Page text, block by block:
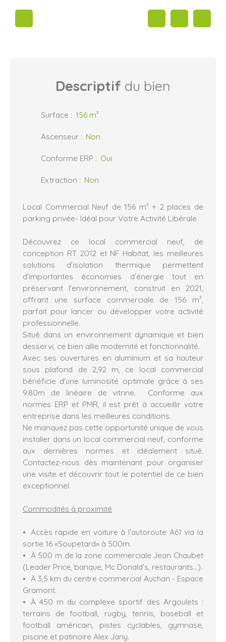
Descriptif du bien
Surface : 156 m²
Ascenseur : Non
Conforme ERP : Oui
Extraction : Non
Local Commercial Neuf de 156 m² + 2 places de
parking privée- Idéal pour Votre Activité Libérale
Découvrez ce local commercial neuf, de
conception RT 2012 et NF Habitat, les meilleures
solutions d’isolation thermique permettent
d’importantes économies d’énergie tout en
préservant l’environnement, construit en 2021,
offrant une surface commerciale de 156 m²,
parfait pour lancer ou développer votre activité
professionnelle.
Situé dans un environnement dynamique et bien
desservi, ce bien allie modernité et fonctionnalité.
Avec ses ouvertures en aluminium et sa hauteur
sous plafond de 2,92 m, ce local commercial
bénéficie d'une luminosité optimale grâce à ses
9.80m de linéaire de vitrine. Conforme aux
normes ERP et PMR, il est prêt à accueillir votre
entreprise dans les meilleures conditions.
Ne manquez pas cette opportunité unique de vous
installer dans un local commercial neuf, conforme
aux dernières normes et idéalement situé.
Contactez-nous dès maintenant pour organiser
une visite et découvrir tout le potentiel de ce bien
exceptionnel.
Commodités à proximité
Accès rapide en voiture à l’autoroute A61 via la
sortie 16 «Soupetard» à 500m.
À 500 m de la zone commerciale Jean Chaubet
(Leader Price, banque, Mc Donald’s, restaurants…).
À 3,5 km du centre commercial Auchan - Espace
Gramont.
À 450 m du complexe sportif des Argoulets :
terrains de football, rugby, tennis, baseball et
football américain, pistes cyclables, gymnase,
piscine et patinoire Alex Jany.